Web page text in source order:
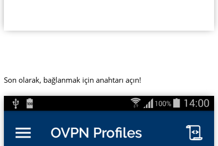
Son olarak, bağlanmak için anahtarı açın!